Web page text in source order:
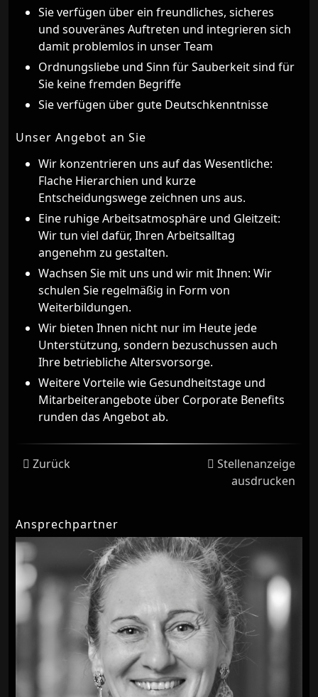
Sie verfügen über ein freundliches, sicheres
und souveränes Auftreten und integrieren sich
damit problemlos in unser Team
Ordnungsliebe und Sinn für Sauberkeit sind für
Sie keine fremden Begriffe
Sie verfügen über gute Deutschkenntnisse
Unser Angebot an Sie
Wir konzentrieren uns auf das Wesentliche:
Flache Hierarchien und kurze
Entscheidungswege zeichnen uns aus.
Eine ruhige Arbeitsatmosphäre und Gleitzeit:
Wir tun viel dafür, Ihren Arbeitsalltag
angenehm zu gestalten.
Wachsen Sie mit uns und wir mit Ihnen: Wir
schulen Sie regelmäßig in Form von
Weiterbildungen.
Wir bieten Ihnen nicht nur im Heute jede
Unterstützung, sondern bezuschussen auch
Ihre betriebliche Altersvorsorge.
Weitere Vorteile wie Gesundheitstage und
Mitarbeiterangebote über Corporate Benefits
runden das Angebot ab.
Zurück
Stellenanzeige
ausdrucken
Ansprechpartner